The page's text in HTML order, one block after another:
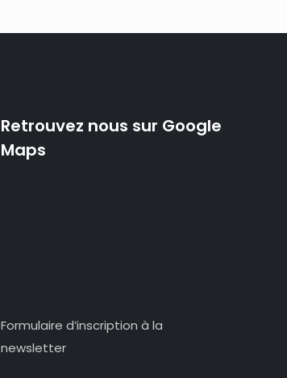
Retrouvez nous sur Google
Maps
Formulaire d’inscription à la
newsletter